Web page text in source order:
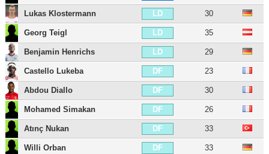
Lukas Klostermann LD 30
Georg Teigl LD 35
Benjamin Henrichs LD 29
Castello Lukeba DF 23
Abdou Diallo DF 30
Mohamed Simakan DF 26
Atınç Nukan DF 33
Willi Orban DF 33